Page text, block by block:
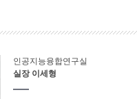
인공지능융합연구실
실장 이세형